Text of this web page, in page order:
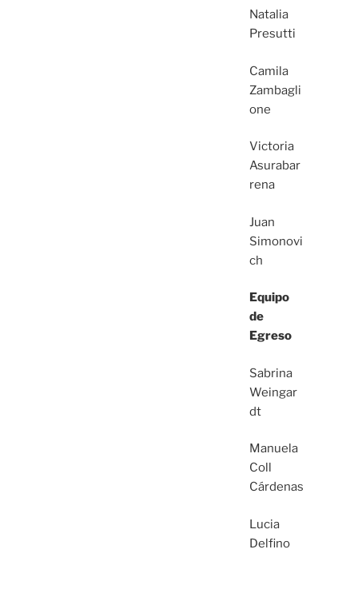
Natalia
Presutti
Camila
Zambagli
one
Victoria
Asurabar
rena
Juan
Simonovi
ch
Equipo
de
Egreso
Sabrina
Weingar
dt
Manuela
Coll
Cárdenas
Lucia
Delfino